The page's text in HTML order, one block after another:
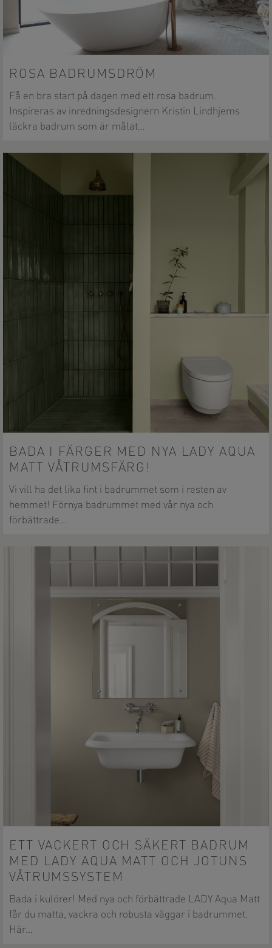
ROSA BADRUMSDRÖM
Få en bra start på dagen med ett rosa badrum.
Inspireras av inredningsdesignern Kristin Lindhjems
läckra badrum som är målat…
BADA I FÄRGER MED NYA LADY AQUA
MATT VÅTRUMSFÄRG!
Vi vill ha det lika fint i badrummet som i resten av
hemmet! Förnya badrummet med vår nya och
förbättrade…
ETT VACKERT OCH SÄKERT BADRUM
MED LADY AQUA MATT OCH JOTUNS
VÅTRUMSSYSTEM
Bada i kulörer! Med nya och förbättrade LADY Aqua Matt
får du matta, vackra och robusta väggar i badrummet.
Här…